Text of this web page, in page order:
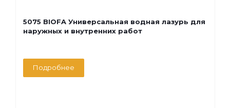
5075 BIOFA Универсальная водная лазурь для
наружных и внутренних работ
Подробнее